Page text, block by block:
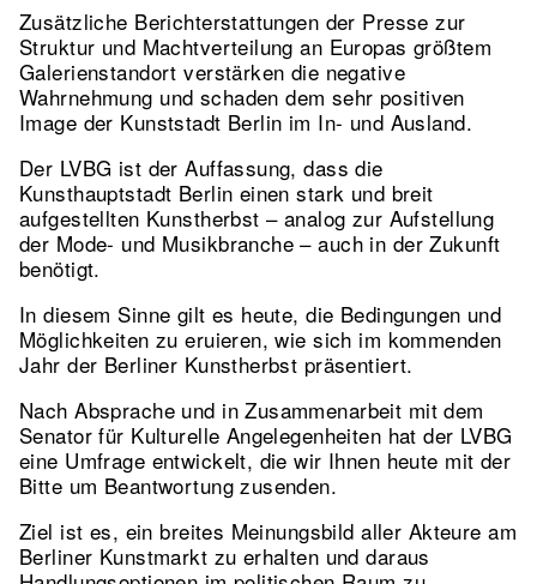
Zusätzliche Berichterstattungen der Presse zur
Struktur und Machtverteilung an Europas größtem
Galerienstandort verstärken die negative
Wahrnehmung und schaden dem sehr positiven
Image der Kunststadt Berlin im In- und Ausland.
Der LVBG ist der Auffassung, dass die
Kunsthauptstadt Berlin einen stark und breit
aufgestellten Kunstherbst – analog zur Aufstellung
der Mode- und Musikbranche – auch in der Zukunft
benötigt.
In diesem Sinne gilt es heute, die Bedingungen und
Möglichkeiten zu eruieren, wie sich im kommenden
Jahr der Berliner Kunstherbst präsentiert.
Nach Absprache und in Zusammenarbeit mit dem
Senator für Kulturelle Angelegenheiten hat der LVBG
eine Umfrage entwickelt, die wir Ihnen heute mit der
Bitte um Beantwortung zusenden.
Ziel ist es, ein breites Meinungsbild aller Akteure am
Berliner Kunstmarkt zu erhalten und daraus